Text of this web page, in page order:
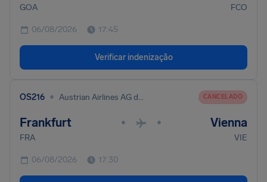
GOA FCO
06/08/2026 17:45
Verificar indenização
OS216 • Austrian Airlines AG dba Austrian CANCELADO
Frankfurt • • Vienna
FRA VIE
06/08/2026 17:30